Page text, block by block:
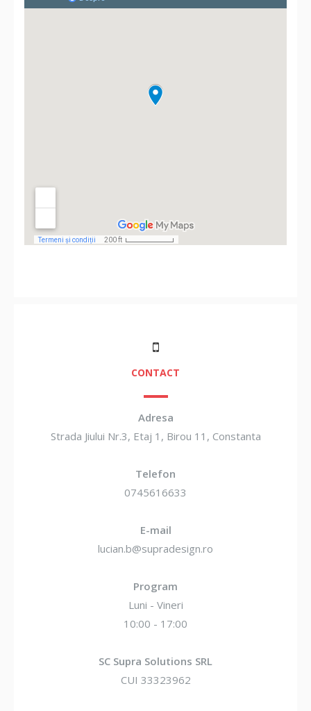
CONTACT
Adresa
Strada Jiului Nr.3, Etaj 1, Birou 11, Constanta
Telefon
0745616633
E-mail
lucian.b@supradesign.ro
Program
Luni - Vineri
10:00 - 17:00
SC Supra Solutions SRL
CUI 33323962